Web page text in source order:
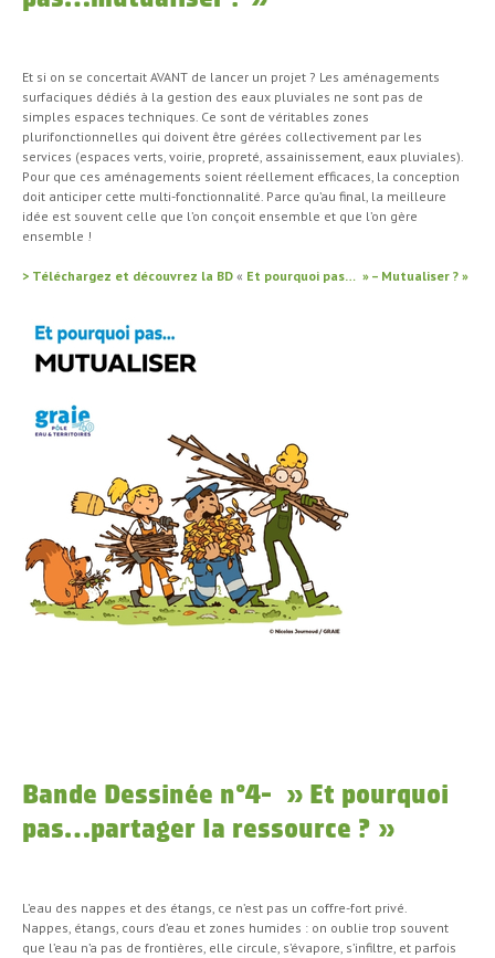
Et si on se concertait AVANT de lancer un projet ? Les aménagements
surfaciques dédiés à la gestion des eaux pluviales ne sont pas de
simples espaces techniques. Ce sont de véritables zones
plurifonctionnelles qui doivent être gérées collectivement par les
services (espaces verts, voirie, propreté, assainissement, eaux pluviales).
Pour que ces aménagements soient réellement efficaces, la conception
doit anticiper cette multi-fonctionnalité. Parce qu’au final, la meilleure
idée est souvent celle que l’on conçoit ensemble et que l’on gère
ensemble !
> Téléchargez et découvrez la BD « Et pourquoi pas… » – Mutualiser ? »
Bande Dessinée n°4- » Et pourquoi
pas…partager la ressource ? »
L’eau des nappes et des étangs, ce n’est pas un coffre-fort privé.
Nappes, étangs, cours d’eau et zones humides : on oublie trop souvent
que l’eau n’a pas de frontières, elle circule, s’évapore, s’infiltre, et parfois